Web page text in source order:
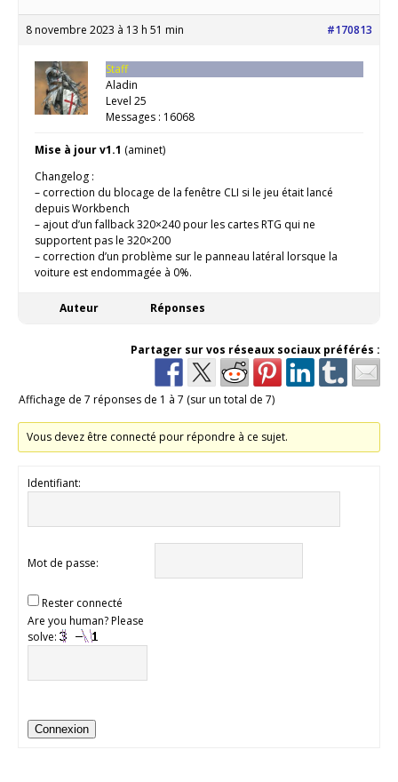
8 novembre 2023 à 13 h 51 min #170813
Staff
Aladin
Level 25
Messages : 16068
Mise à jour v1.1 (aminet)
Changelog :
– correction du blocage de la fenêtre CLI si le jeu était lancé
depuis Workbench
– ajout d’un fallback 320×240 pour les cartes RTG qui ne
supportent pas le 320×200
– correction d’un problème sur le panneau latéral lorsque la
voiture est endommagée à 0%.
Auteur Réponses
Partager sur vos réseaux sociaux préférés :
Affichage de 7 réponses de 1 à 7 (sur un total de 7)
Vous devez être connecté pour répondre à ce sujet.
Identifiant:
Mot de passe:
Rester connecté
Are you human? Please
solve:
Connexion